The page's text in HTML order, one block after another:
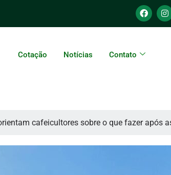
Cotação Notícias Contato
cafeicultores sobre o que fazer após